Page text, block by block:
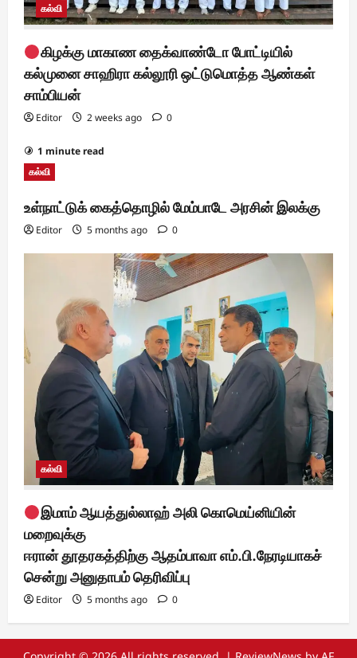
கல்வி
கிழக்கு மாகாண தைக்வாண்டோ போட்டியில்
கல்முனை சாஹிரா கல்லூரி ஒட்டுமொத்த ஆண்கள்
சாம்பியன்
Editor 2 weeks ago 0
1 minute read
கல்வி
உள்நாட்டுக் கைத்தொழில் மேம்பாடே அரசின் இலக்கு
Editor 5 months ago 0
கல்வி
இமாம் ஆயத்துல்லாஹ் அலி கொமெய்னியின்
மறைவுக்கு
ஈரான் தூதரகத்திற்கு ஆதம்பாவா எம்.பி.நேரடியாகச்
சென்று அனுதாபம் தெரிவிப்பு
Editor 5 months ago 0